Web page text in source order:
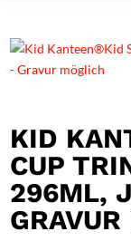
KID
CUP
296ML,